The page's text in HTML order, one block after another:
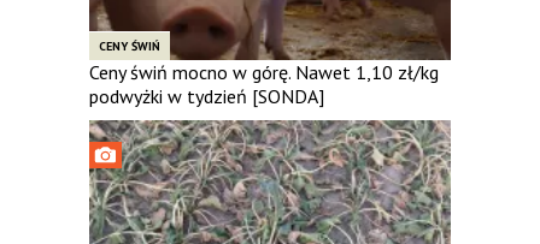
CENY ŚWIŃ
Ceny świń mocno w górę. Nawet 1,10 zł/kg
podwyżki w tydzień [SONDA]